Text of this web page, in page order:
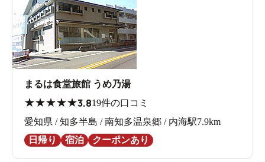
まるは食堂旅館 うめ乃湯
★★★★★3.819件の口コミ
愛知県 / 知多半島 / 南知多温泉郷 / 内海駅7.9km
日帰り
宿泊 クーポンあり